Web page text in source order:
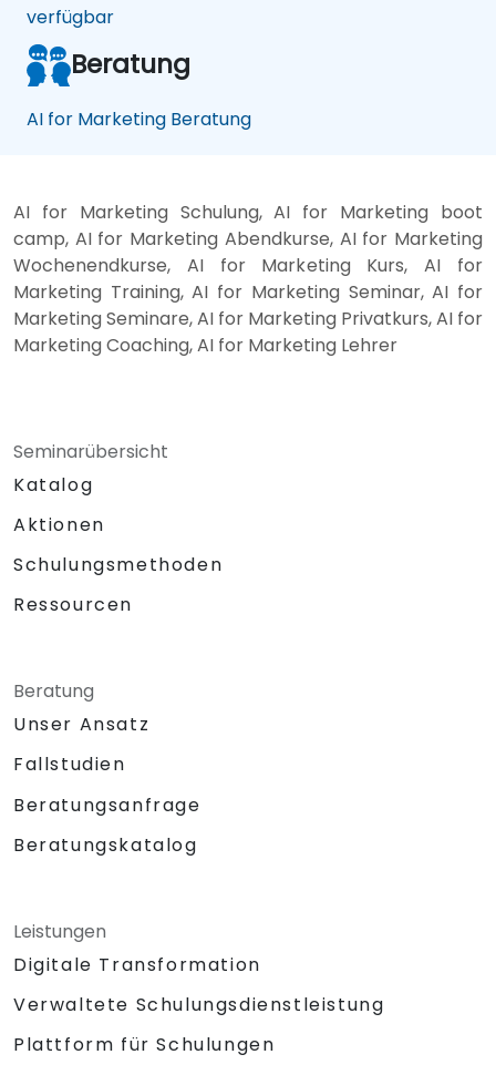
verfügbar
Beratung
AI for Marketing Beratung
AI for Marketing Schulung, AI for Marketing boot
camp, AI for Marketing Abendkurse, AI for Marketing
Wochenendkurse, AI for Marketing Kurs, AI for
Marketing Training, AI for Marketing Seminar, AI for
Marketing Seminare, AI for Marketing Privatkurs, AI for
Marketing Coaching, AI for Marketing Lehrer
Seminarübersicht
Katalog
Aktionen
Schulungsmethoden
Ressourcen
Beratung
Unser Ansatz
Fallstudien
Beratungsanfrage
Beratungskatalog
Leistungen
Digitale Transformation
Verwaltete Schulungsdienstleistung
Plattform für Schulungen